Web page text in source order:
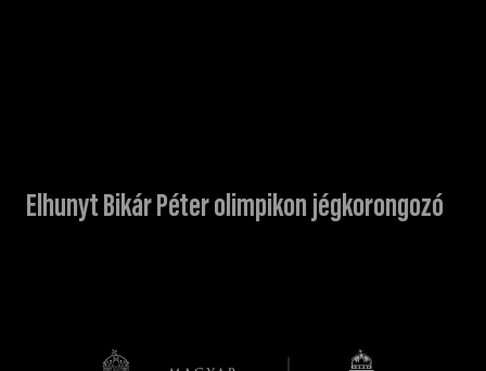
Elhunyt Bikár Péter olimpikon jégkorongozó